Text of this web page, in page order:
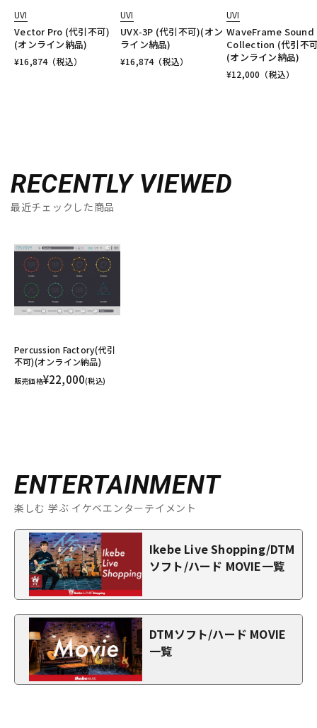
UVI
Vector Pro (代引不可)
(オンライン納品)
¥16,874（税込）
UVI
UVX-3P (代引不可)(オン
ライン納品)
¥16,874（税込）
UVI
WaveFrame Sound
Collection (代引不
(オンライン納品)
¥12,000 （税込）
RECENTLY VIEWED
最近チェックした商品
Percussion Factory(代引
不可)(オンライン納品)
販売価格¥22,000(税込)
ENTERTAINMENT
楽しむ 学ぶ イケベエンターテイメント
Ikebe Live Shopping/DTM
ソフト/ハード MOVIE一覧
DTMソフト/ハード MOVIE
一覧